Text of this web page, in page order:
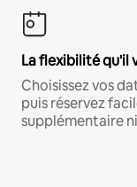
La flexibilité qu'il
Choisissez vos
puis réservez
supplémentaire